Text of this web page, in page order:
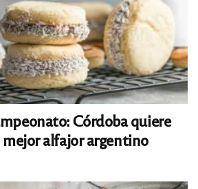
Córdoba quiere
mejor alfajor argentino